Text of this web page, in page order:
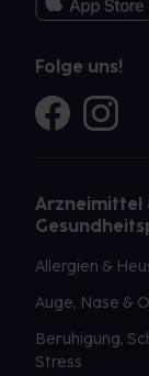
Folge uns!
Arzneimittel
Allergien &
Auge, Nase &
Beruhigung,
Stress